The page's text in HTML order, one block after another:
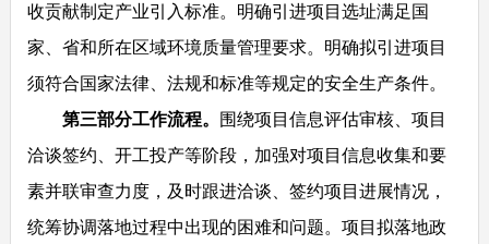
收贡献制定产业引入标准。明确引进项目选址满足国
家、省和所在区域环境质量管理要求。明确拟引进项目
须符合国家法律、法规和标准等规定的安全生产条件。
第三部分工作流程。
围绕项目信息评估审核、项目
洽谈签约、开工投产等阶段，加强对项目信息收集和要
素并联审查力度，及时跟进洽谈、签约项目进展情况，
统筹协调落地过程中出现的困难和问题。项目拟落地政